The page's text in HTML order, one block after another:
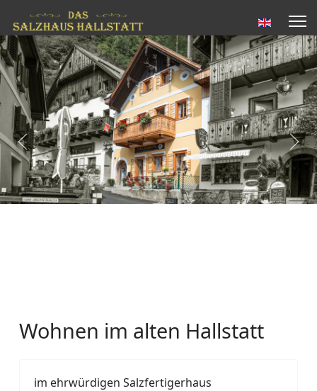
Sprache
Wohnen im alten Hallstatt
im ehrwürdigen Salzfertigerhaus